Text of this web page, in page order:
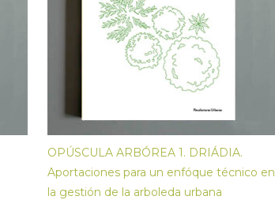
OPÚSCULA ARBÓREA 1. DRIÁDIA.
Aportaciones para un enfóque técnico en
la gestión de la arboleda urbana